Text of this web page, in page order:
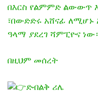
በእርስ የልምምድ ልውውጥ
፣በውድድሩ አሸናፊ
ዓላማ ያደረገ ሻምፒዮና
በዚህም መሰረት
ድብልቅ ሪሌ